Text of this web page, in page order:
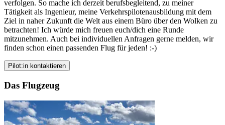
verfolgen. So mache ich derzeit berufsbegleitend, zu meiner
Tätigkeit als Ingenieur, meine Verkehrspilotenausbildung mit dem
Ziel in naher Zukunft die Welt aus einem Büro über den Wolken zu
betrachten! Ich würde mich freuen euch/dich eine Runde
mitzunehmen. Auch bei individuellen Anfragen gerne melden, wir
finden schon einen passenden Flug für jeden! :-)
Pilot:in kontaktieren
Das Flugzeug